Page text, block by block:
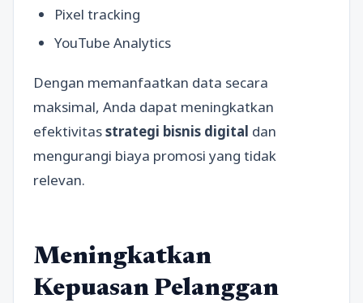
Pixel tracking
YouTube Analytics
Dengan memanfaatkan data secara
maksimal, Anda dapat meningkatkan
efektivitasstrategi bisnis digital dan
mengurangi biaya promosi yang tidak
relevan.
Meningkatkan
Kepuasan Pelanggan